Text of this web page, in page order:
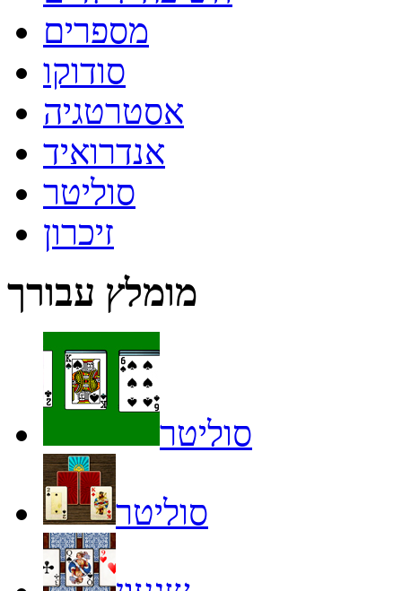
מספרים
סודוקו
אסטרטגיה
אנדרואיד
סוליטר
זיכרון
מומלץ עבורך
סוליטר
סוליטר